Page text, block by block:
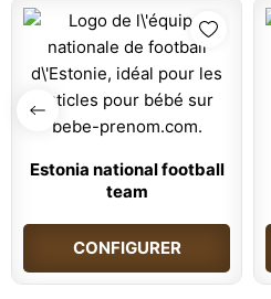
Estonia national football
team
CONFIGURER